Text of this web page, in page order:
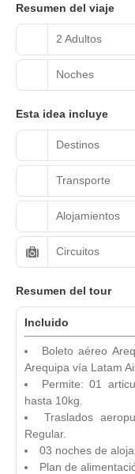
Resumen del viaje
2 Adultos
Noches
Esta idea incluye
Destinos
Transporte
Alojamientos
Circuitos
Resumen del tour
Incluido
Boleto aéreo
Arequipa vía Latam
Permite: 01
hasta 10kg.
Traslados
Regular.
03 noches de
Plan de